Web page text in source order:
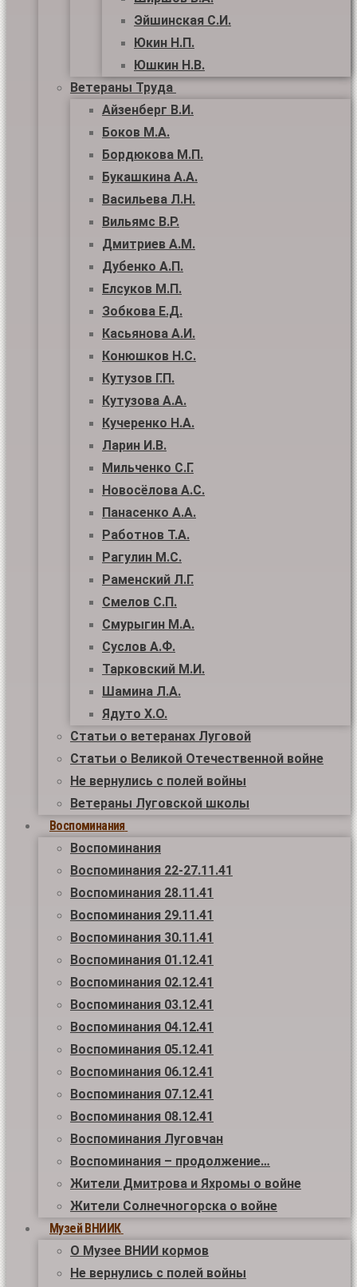
Эйшинская С.И.
Юкин Н.П.
Юшкин Н.В.
Ветераны Труда
Айзенберг В.И.
Боков М.А.
Бордюкова М.П.
Букашкина А.А.
Васильева Л.Н.
Вильямс В.Р.
Дмитриев А.М.
Дубенко А.П.
Елсуков М.П.
Зобкова Е.Д.
Касьянова А.И.
Конюшков Н.С.
Кутузов Г.П.
Кутузова А.А.
Кучеренко Н.А.
Ларин И.В.
Мильченко С.Г.
Новосёлова А.С.
Панасенко А.А.
Работнов Т.А.
Рагулин М.С.
Раменский Л.Г.
Смелов С.П.
Смурыгин М.А.
Суслов А.Ф.
Тарковский М.И.
Шамина Л.А.
Ядуто Х.О.
Статьи о ветеранах Луговой
Статьи о Великой Отечественной войне
Не вернулись с полей войны
Ветераны Луговской школы
Воспоминания
Воспоминания
Воспоминания 22-27.11.41
Воспоминания 28.11.41
Воспоминания 29.11.41
Воспоминания 30.11.41
Воспоминания 01.12.41
Воспоминания 02.12.41
Воспоминания 03.12.41
Воспоминания 04.12.41
Воспоминания 05.12.41
Воспоминания 06.12.41
Воспоминания 07.12.41
Воспоминания 08.12.41
Воспоминания Луговчан
Воспоминания – продолжение…
Жители Дмитрова и Яхромы о войне
Жители Солнечногорска о войне
Музей ВНИИК
О Музее ВНИИ кормов
Не вернулись с полей войны